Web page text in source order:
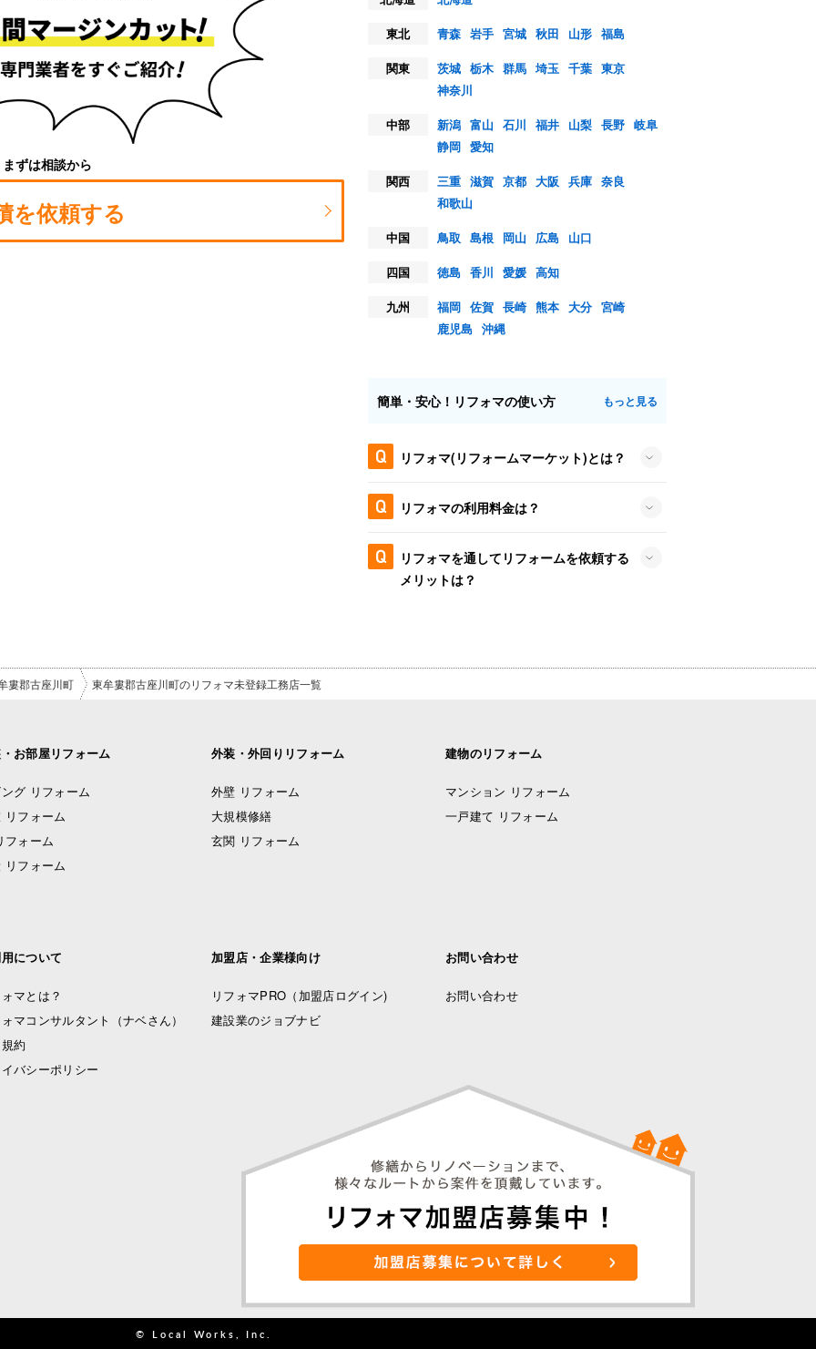
まずは相談から
を依頼する
東北
青森 岩手 宮城 秋田 山形 福島
関東
茨城 栃木 群馬 埼玉 千葉 東京
神奈川
中部
新潟 富山 石川 福井 山梨 長野 岐阜
静岡 愛知
関西
三重 滋賀 京都 大阪 兵庫 奈良
和歌山
中国
鳥取 島根 岡山 広島
山口
四国
徳島 香川 愛媛 高知
九州
福岡 佐賀 長崎 熊本 大分 宮崎
鹿児島 沖縄
簡単・安心！リフォマの使い方 もっと見る
リフォマ(リフォームマーケット)とは？
リフォマの利用料金は？
リフォマを通してリフォームを依頼する
メリットは？
婁郡古座川町 東牟婁郡古座川町のリフォマ未登録工務店一覧
お部屋リフォーム
グ リフォーム
リフォーム
フォーム
リフォーム
外装・外回りリフォーム
外壁 リフォーム
大規模修繕
玄関 リフォーム
建物のリフォーム
マンション リフォーム
一戸建て リフォーム
について
マとは？
マコンサルタント（ナベさん）
約
バシーポリシー
加盟店・企業様向け
リフォマPRO （加盟店ログイン)
建設業のジョブナビ
お問い合わせ
お問い合わせ
© Local Works, Inc.